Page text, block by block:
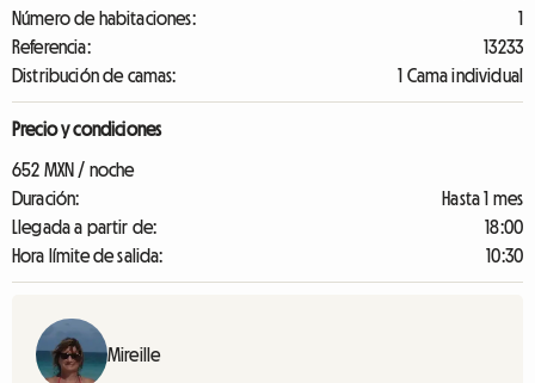
Número de habitaciones:
1
Referencia:
13233
Distribución de camas:
1 Cama individual
Precio y condiciones
652 MXN / noche
Duración:
Hasta 1 mes
Llegada a partir de:
18:00
Hora límite de salida:
10:30
Mireille